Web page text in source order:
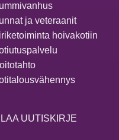
ja veteraanit
hoivakotiin
UUTISKIRJE